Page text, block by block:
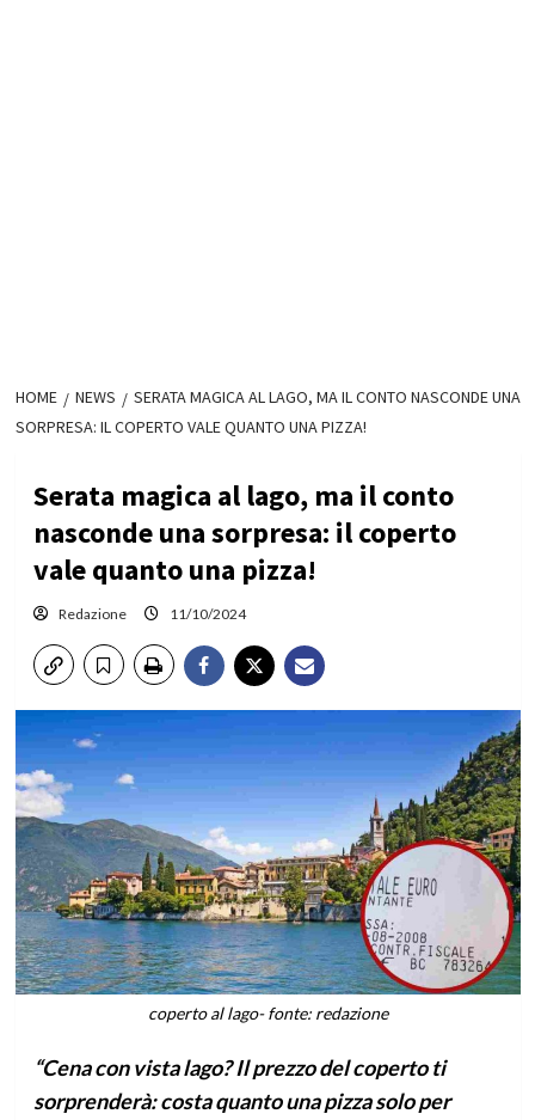
HOME NEWS
SERATA MAGICA AL LAGO, MA IL CONTO NASCONDE UNA
SORPRESA: IL COPERTO VALE QUANTO UNA PIZZA!
Serata magica al lago, ma il conto
nasconde una sorpresa: il coperto
vale quanto una pizza!
Redazione 11/10/2024
coperto al lago- fonte: redazione
“Cena con vista lago? Il prezzo del coperto ti
sorprenderà: costa quanto una pizza solo per